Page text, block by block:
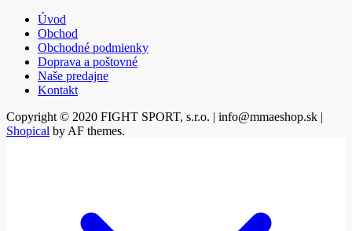
Úvod
Obchod
Obchodné podmienky
Doprava a poštovné
Naše predajne
Kontakt
Copyright © 2020 FIGHT SPORT, s.r.o. | info@mmaeshop.sk |
Shopical by AF themes.